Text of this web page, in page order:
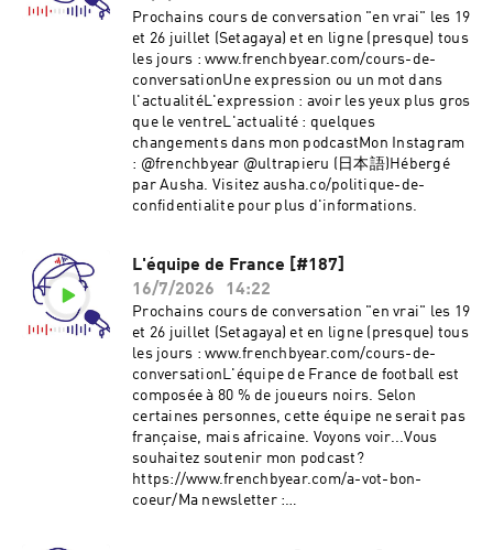
Prochains cours de conversation "en vrai" les 19
et 26 juillet (Setagaya) et en ligne (presque) tous
les jours : www.frenchbyear.com/cours-de-
conversationUne expression ou un mot dans
l'actualitéL'expression : avoir les yeux plus gros
que le ventreL'actualité : quelques
changements dans mon podcastMon Instagram
: @frenchbyear @ultrapieru (日本語)Hébergé
par Ausha. Visitez ausha.co/politique-de-
confidentialite pour plus d'informations.
L'équipe de France [#187]
16/7/2026
14:22
Prochains cours de conversation "en vrai" les 19
et 26 juillet (Setagaya) et en ligne (presque) tous
les jours : www.frenchbyear.com/cours-de-
conversationL'équipe de France de football est
composée à 80 % de joueurs noirs. Selon
certaines personnes, cette équipe ne serait pas
française, mais africaine. Voyons voir...Vous
souhaitez soutenir mon podcast?
https://www.frenchbyear.com/a-vot-bon-
coeur/Ma newsletter :